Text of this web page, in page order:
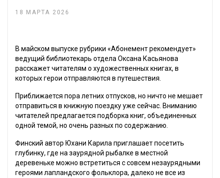
18 МАРТА 2026
В майском выпуске рубрики «Абонемент рекомендует»
ведущий библиотекарь отдела Оксана Касьянова
расскажет читателям о художественных книгах, в
которых герои отправляются в путешествия.
Приближается пора летних отпусков, но ничто не мешает
отправиться в книжную поездку уже сейчас. Вниманию
читателей предлагается подборка книг, объединенных
одной темой, но очень разных по содержанию.
Финский автор Юхани Карила приглашает посетить
глубинку, где на заурядной рыбалке в местной
деревеньке можно встретиться с совсем незаурядными
героями лапландского фольклора, далеко не все из